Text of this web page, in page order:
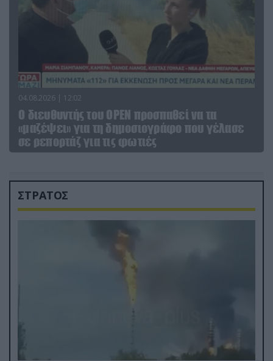
04.08.2026 | 12:02
O διευθυντής του OPEN προσπαθεί να τα
«μαζέψει» για τη δημοσιογράφο που γέλασε
σε ρεπορτάζ για τις φωτιές
ΣΤΡΑΤΟΣ